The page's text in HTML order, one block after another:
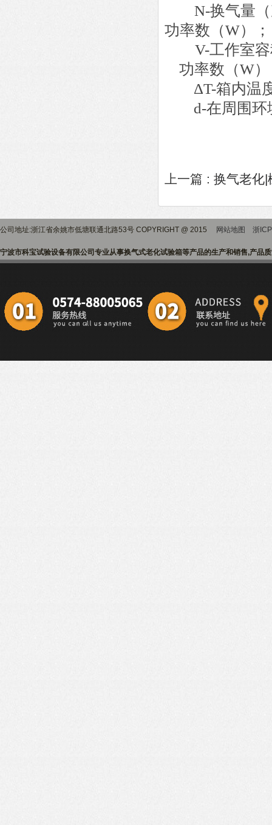
N-换气量
功率数（W）；
V-工作室
功率数（W
ΔT-箱内温
d-在周围
上一篇 : 换气老化|
公司地址:浙江省余姚市低塘联通北路53号 COPYRIGHT @ 2015 网站地图 浙
宁波市科宝试验设备有限公司专业从事换气式老化试验箱等产品的生产和销售,产品